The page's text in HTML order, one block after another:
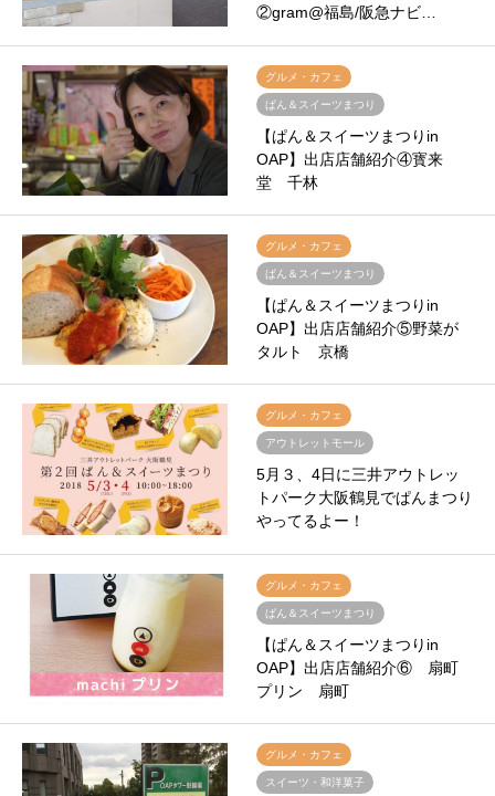
②gram@福島/阪急ナビ…
グルメ・カフェ
ぱん＆スイーツまつり
【ぱん＆スイーツまつりin
OAP】出店店舗紹介④寳来
堂 千林
グルメ・カフェ
ぱん＆スイーツまつり
【ぱん＆スイーツまつりin
OAP】出店店舗紹介⑤野菜が
タルト 京橋
グルメ・カフェ
アウトレットモール
5月３、4日に三井アウトレッ
トパーク大阪鶴見でぱんまつり
やってるよー！
グルメ・カフェ
ぱん＆スイーツまつり
【ぱん＆スイーツまつりin
OAP】出店店舗紹介⑥ 扇町
プリン 扇町
グルメ・カフェ
スイーツ・和洋菓子